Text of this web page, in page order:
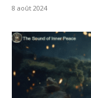
8 août 2024